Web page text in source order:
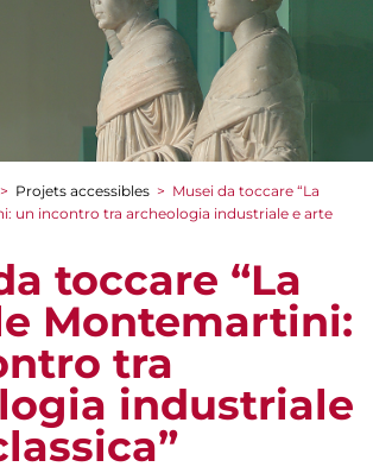
> Projets accessibles > Musei da toccare “La
un incontro tra archeologia industriale e arte
toccare “La
Montemartini:
tra
industriale